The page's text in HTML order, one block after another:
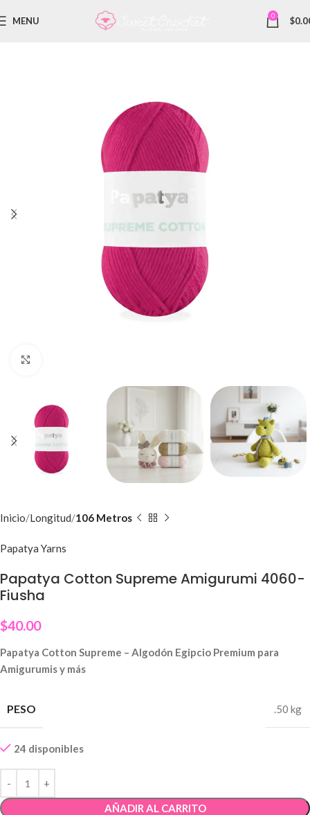
MENU 0 $
Inicio Longitud 106 Metros
Papatya Yarns
Papatya Cotton Supreme Amigurumi 4060-
Fiusha
$40.00
Papatya Cotton Supreme – Algodón Egipcio Premium para
Amigurumis y más
PESO .50 kg
24 disponibles
AÑADIR AL CARRITO